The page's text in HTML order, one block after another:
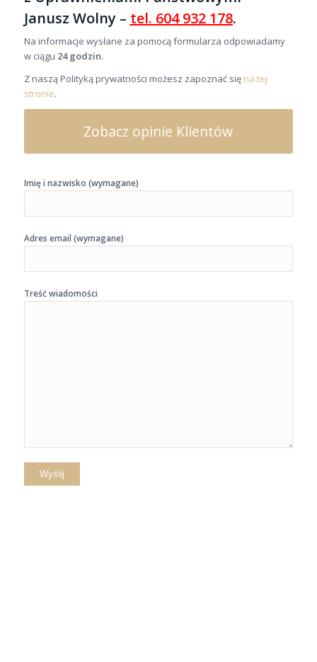
Janusz Wolny – tel. 604 932 178.
Na informacje wysłane za pomocą formularza odpowiadamy
w ciągu 24 godzin.
Z naszą Polityką prywatności możesz zapoznać się na tej
stronie.
Zobacz opinie Klientów
Imię i nazwisko (wymagane)
Adres email (wymagane)
Treść wiadomości